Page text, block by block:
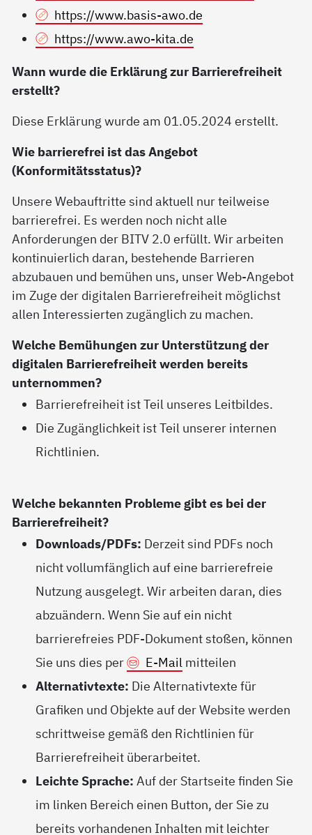
https://www.basis-awo.de
https://www.awo-kita.de
Wann wurde die Erklärung zur Barrierefreiheit
erstellt?
Diese Erklärung wurde am 01.05.2024 erstellt.
Wie barrierefrei ist das Angebot
(Konformitätsstatus)?
Unsere Webauftritte sind aktuell nur teilweise
barrierefrei. Es werden noch nicht alle
Anforderungen der BITV 2.0 erfüllt. Wir arbeiten
kontinuierlich daran, bestehende Barrieren
abzubauen und bemühen uns, unser Web-Angebot
im Zuge der digitalen Barrierefreiheit möglichst
allen Interessierten zugänglich zu machen.
Welche Bemühungen zur Unterstützung der
digitalen Barrierefreiheit werden bereits
unternommen?
Barrierefreiheit ist Teil unseres Leitbildes.
Die Zugänglichkeit ist Teil unserer internen
Richtlinien.
Welche bekannten Probleme gibt es bei der
Barrierefreiheit?
Downloads/PDFs: Derzeit sind PDFs noch
nicht vollumfänglich auf eine barrierefreie
Nutzung ausgelegt. Wir arbeiten daran, dies
abzuändern. Wenn Sie auf ein nicht
barrierefreies PDF-Dokument stoßen, können
Sie uns dies per
E-Mailmitteilen
Alternativtexte: Die Alternativtexte für
Grafiken und Objekte auf der Website werden
schrittweise gemäß den Richtlinien für
Barrierefreiheit überarbeitet.
Leichte Sprache: Auf der Startseite finden Sie
im linken Bereich einen Button, der Sie zu
bereits vorhandenen Inhalten mit leichter